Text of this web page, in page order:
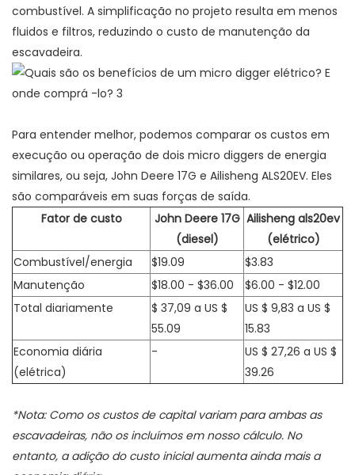
combustível. A simplificação no projeto resulta em menos
fluidos e filtros, reduzindo o custo de manutenção da
escavadeira.
Para entender melhor, podemos comparar os custos em
execução ou operação de dois micro diggers de energia
similares, ou seja, John Deere 17G e Ailisheng ALS20EV. Eles
são comparáveis ​​em suas forças de saída.
Fator de custo
John Deere 17G
(diesel)
Ailisheng als20ev
(elétrico)
Combustível/energia
$19.09
$3.83
Manutenção
$18.00 - $36.00
$6.00 - $12.00
Total diariamente
$ 37,09 a US $
55.09
US $ 9,83 a US $
15.83
Economia diária
(elétrica)
-
US $ 27,26 a US $
39.26
*Nota: Como os custos de capital variam para ambas as
escavadeiras, não os incluímos em nosso cálculo. No
entanto, a adição do custo inicial aumenta ainda mais a